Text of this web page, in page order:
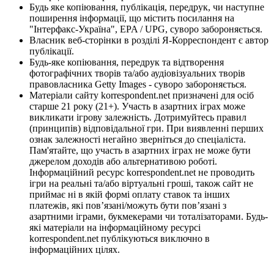
Будь яке копіювання, публікація, передрук, чи наступне
поширення інформації, що містить посилання на
"Інтерфакс-Україна", EPA / UPG, суворо забороняється.
Власник веб-сторінки в розділі Я-Корреспондент є автор
публікації.
Будь-яке копіювання, передрук та відтворення
фотографічних творів та/або аудіовізуальних творів
правовласника Getty Images - суворо забороняється.
Матеріали сайту korrespondent.net призначені для осіб
старше 21 року (21+). Участь в азартних іграх може
викликати ігрову залежність. Дотримуйтесь правил
(принципів) відповідальної гри. При виявленні перших
ознак залежності негайно зверніться до спеціаліста.
Пам'ятайте, що участь в азартних іграх не може бути
джерелом доходів або альтернативою роботі.
Інформаційний ресурс korrespondent.net не проводить
ігри на реальні та/або віртуальні гроші, також сайт не
приймає ні в якій формі оплату ставок та інших
платежів, які пов’язані/можуть бути пов’язані з
азартними іграми, букмекерами чи тоталізаторами. Будь-
які матеріали на інформаційному ресурсі
korrespondent.net публікуються виключно в
інформаційних цілях.